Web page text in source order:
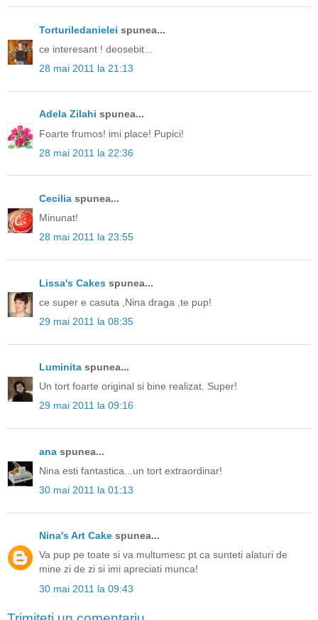
Torturiledanielei spunea...
ce interesant ! deosebit...
28 mai 2011 la 21:13
Adela Zilahi spunea...
Foarte frumos! imi place! Pupici!
28 mai 2011 la 22:36
Cecilia spunea...
Minunat!
28 mai 2011 la 23:55
Lissa's Cakes spunea...
ce super e casuta ,Nina draga ,te pup!
29 mai 2011 la 08:35
Luminita spunea...
Un tort foarte original si bine realizat. Super!
29 mai 2011 la 09:16
ana spunea...
Nina esti fantastica...un tort extraordinar!
30 mai 2011 la 01:13
Nina's Art Cake spunea...
Va pup pe toate si va multumesc pt ca sunteti alaturi de
mine zi de zi si imi apreciati munca!
30 mai 2011 la 09:43